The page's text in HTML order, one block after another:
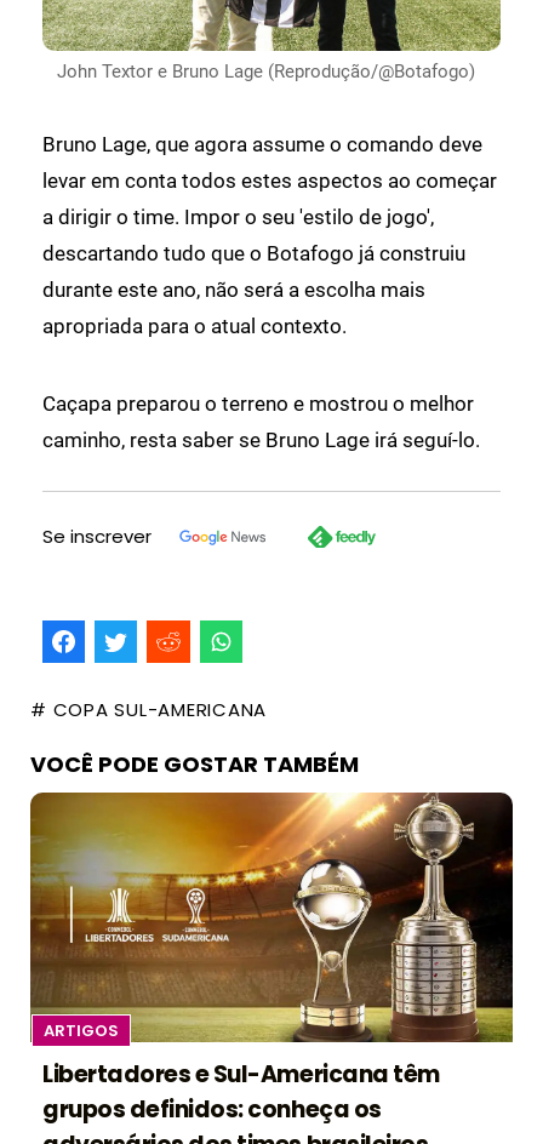
John Textor e Bruno Lage (Reprodução/@Botafogo)
Bruno Lage, que agora assume o comando deve
levar em conta todos estes aspectos ao começar
a dirigir o time. Impor o seu 'estilo de jogo',
descartando tudo que o Botafogo já construiu
durante este ano, não será a escolha mais
apropriada para o atual contexto.
Caçapa preparou o terreno e mostrou o melhor
caminho, resta saber se Bruno Lage irá seguí-lo.
Se inscrever
# COPA SUL-AMERICANA
VOCÊ PODE GOSTAR TAMBÉM
ARTIGOS
Libertadores e Sul-Americana têm
grupos definidos: conheça os